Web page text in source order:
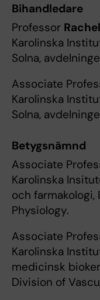
Bihandledare
Professor
Karolinska
Solna,
Associate
Karolinska
Solna,
Betygsnämnd
Associate
Karolinska
och
Physiology.
Associate
Karolinska
medicinsk
Division of